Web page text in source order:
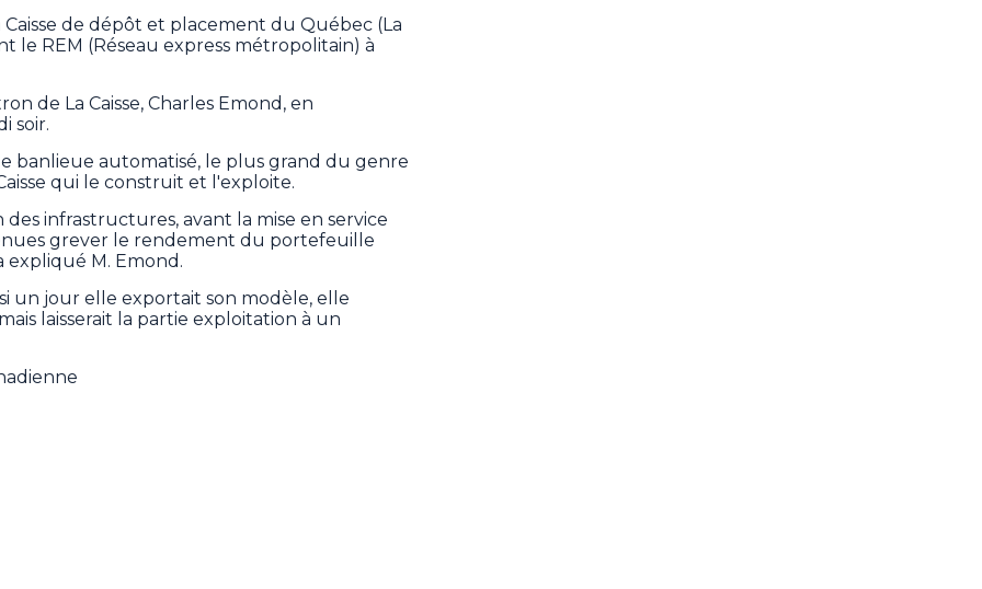
Caisse de dépôt et placement du Québec (La
le REM (Réseau express métropolitain) à
de La Caisse, Charles Emond, en
soir.
banlieue automatisé, le plus grand du genre
qui le construit et l'exploite.
infrastructures, avant la mise en service
grever le rendement du portefeuille
M. Emond.
un jour elle exportait son modèle, elle
laisserait la partie exploitation à un